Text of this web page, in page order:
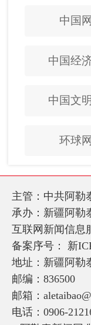
中国网
中国经
中国文
环球网
主管：中共阿勒
承办：新疆阿勒
互联网新闻信息
备案序号： 新
地址：新疆阿勒
邮编：836500
邮箱：
电话：0906-